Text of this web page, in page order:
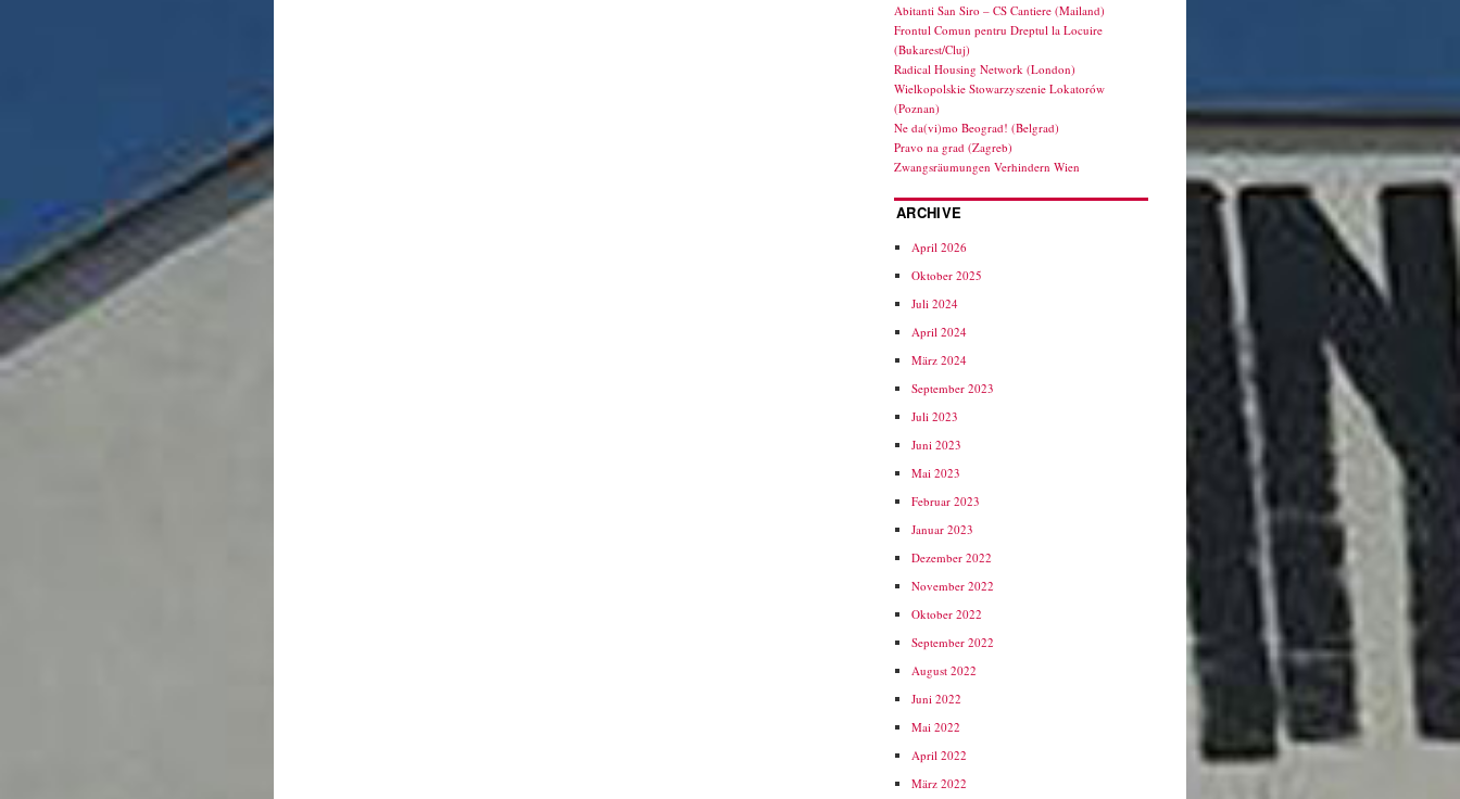
Abitanti San Siro – CS Cantiere (Mailand)
Frontul Comun pentru Dreptul la Locuire
(Bukarest/Cluj)
Radical Housing Network (London)
Wielkopolskie Stowarzyszenie Lokatorów
(Poznan)
Ne da(vi)mo Beograd! (Belgrad)
Pravo na grad (Zagreb)
Zwangsräumungen Verhindern Wien
ARCHIVE
April 2026
Oktober 2025
Juli 2024
April 2024
März 2024
September 2023
Juli 2023
Juni 2023
Mai 2023
Februar 2023
Januar 2023
Dezember 2022
November 2022
Oktober 2022
September 2022
August 2022
Juni 2022
Mai 2022
April 2022
März 2022